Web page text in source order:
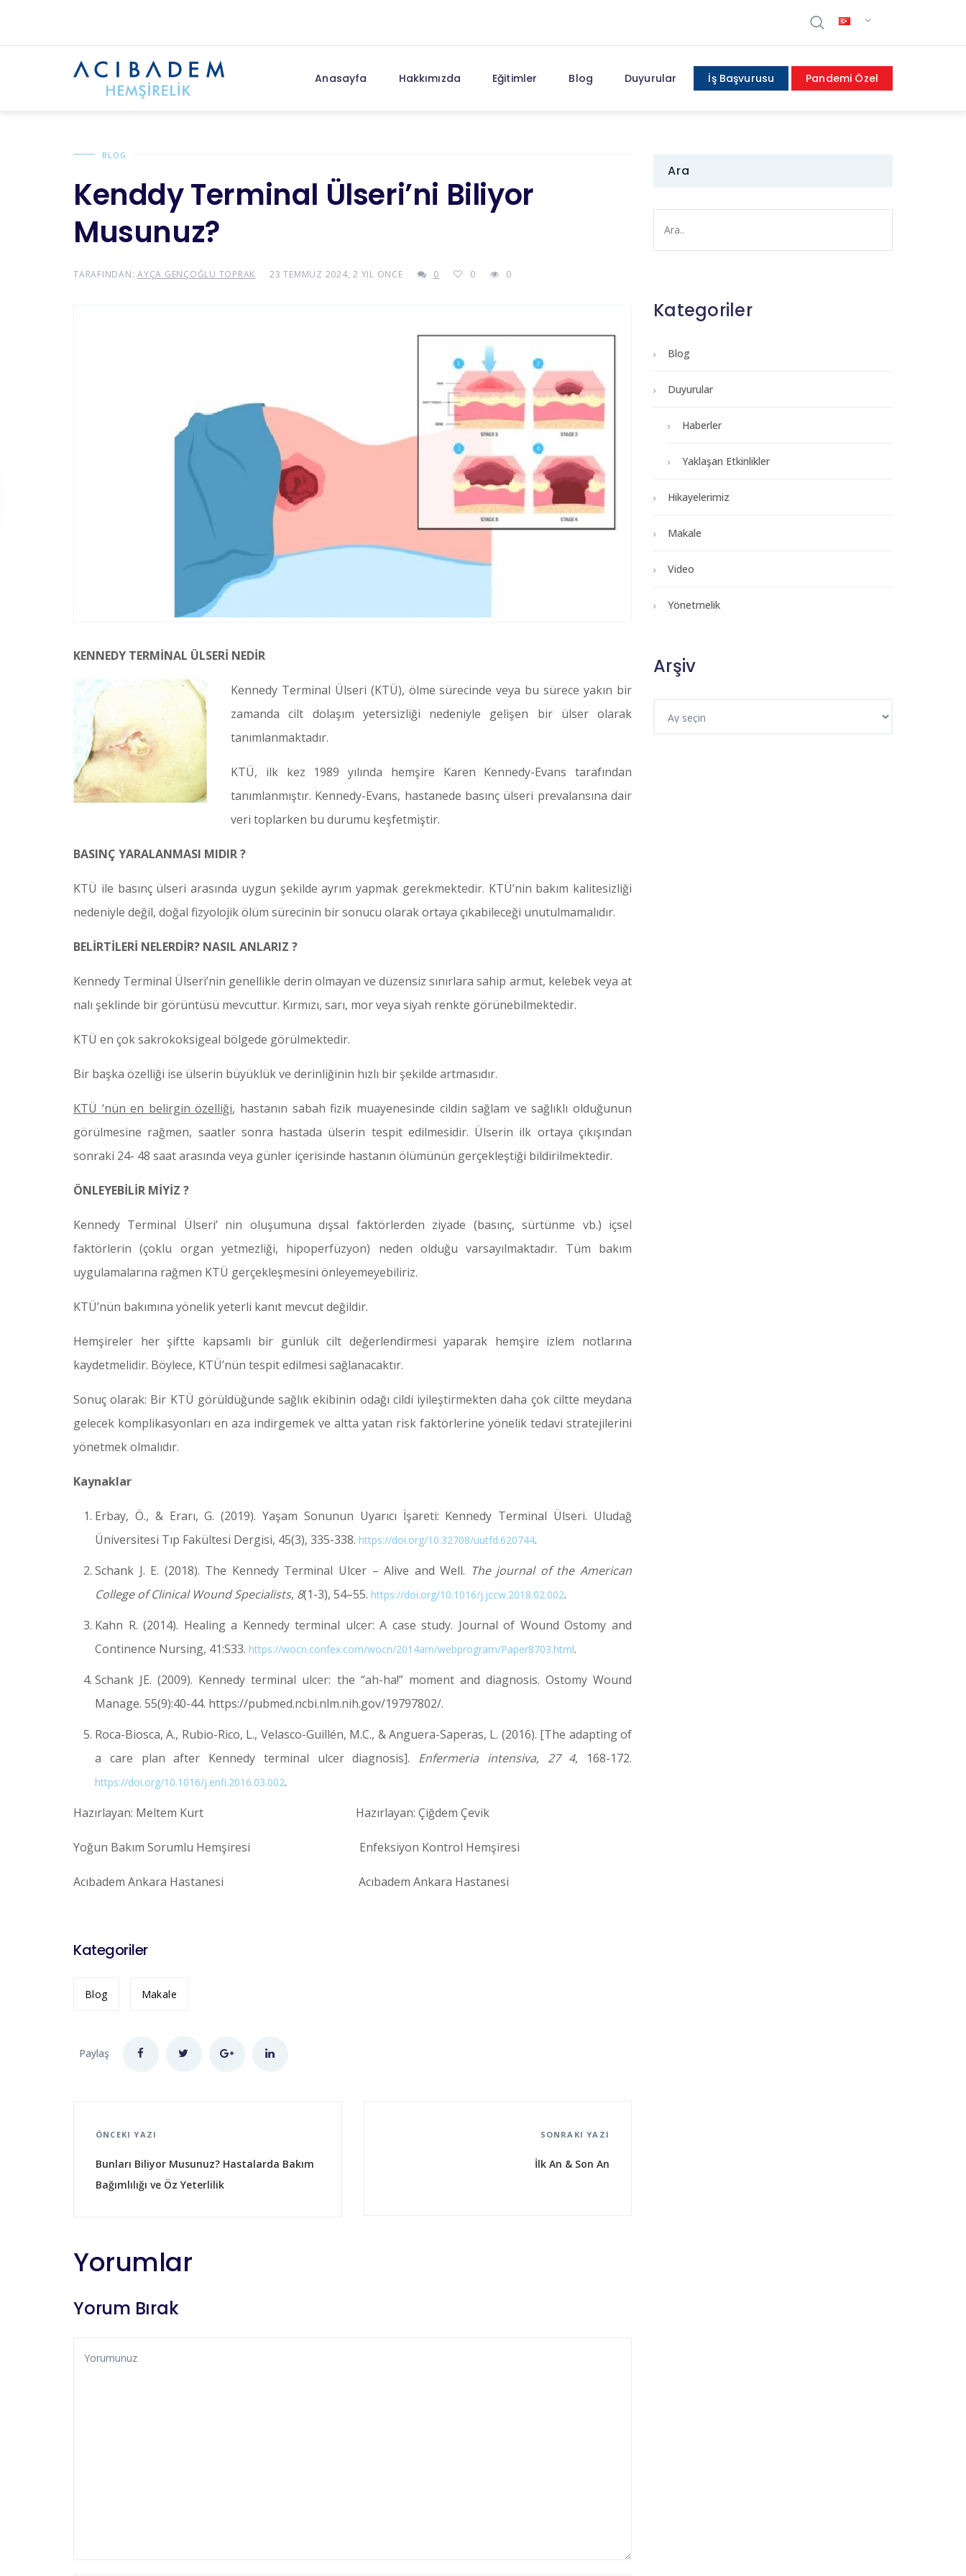
Anasayfa Hakkımızda Eğitimler Blog Duyurular İş Başvurusu Pandemi Özel
BLOG
Kenddy Terminal Ülseri’ni Biliyor
Musunuz?
TARAFINDAN: AYÇA GENÇOĞLU TOPRAK 23 TEMMUZ 2024, 2 YIL ÖNCE 0 0 0
KENNEDY TERMİNAL ÜLSERİ NEDİR
Kennedy Terminal Ülseri (KTÜ), ölme sürecinde veya bu sürece yakın bir
zamanda cilt dolaşım yetersizliği nedeniyle gelişen bir ülser olarak
tanımlanmaktadır.
KTÜ, ilk kez 1989 yılında hemşire Karen Kennedy-Evans tarafından
tanımlanmıştır. Kennedy-Evans, hastanede basınç ülseri prevalansına dair
veri toplarken bu durumu keşfetmiştir.
BASINÇ YARALANMASI MIDIR ?
KTÜ ile basınç ülseri arasında uygun şekilde ayrım yapmak gerekmektedir. KTÜ’nin bakım kalitesizliği
nedeniyle değil, doğal fizyolojik ölüm sürecinin bir sonucu olarak ortaya çıkabileceği unutulmamalıdır.
BELİRTİLERİ NELERDİR? NASIL ANLARIZ ?
Kennedy Terminal Ülseri’nin genellikle derin olmayan ve düzensiz sınırlara sahip armut, kelebek veya at
nalı şeklinde bir görüntüsü mevcuttur. Kırmızı, sarı, mor veya siyah renkte görünebilmektedir.
KTÜ en çok sakrokoksigeal bölgede görülmektedir.
Bir başka özelliği ise ülserin büyüklük ve derinliğinin hızlı bir şekilde artmasıdır.
KTÜ ‘nün en belirgin özelliği, hastanın sabah fizik muayenesinde cildin sağlam ve sağlıklı olduğunun
görülmesine rağmen, saatler sonra hastada ülserin tespit edilmesidir. Ülserin ilk ortaya çıkışından
sonraki 24- 48 saat arasında veya günler içerisinde hastanın ölümünün gerçekleştiği bildirilmektedir.
ÖNLEYEBİLİR MİYİZ ?
Kennedy Terminal Ülseri’ nin oluşumuna dışsal faktörlerden ziyade (basınç, sürtünme vb.) içsel
faktörlerin (çoklu organ yetmezliği, hipoperfüzyon) neden olduğu varsayılmaktadır. Tüm bakım
uygulamalarına rağmen KTÜ gerçekleşmesini önleyemeyebiliriz.
KTÜ’nün bakımına yönelik yeterli kanıt mevcut değildir.
Hemşireler her şiftte kapsamlı bir günlük cilt değerlendirmesi yaparak hemşire izlem notlarına
kaydetmelidir. Böylece, KTÜ’nün tespit edilmesi sağlanacaktır.
Sonuç olarak: Bir KTÜ görüldüğünde sağlık ekibinin odağı cildi iyileştirmekten daha çok ciltte meydana
gelecek komplikasyonları en aza indirgemek ve altta yatan risk faktörlerine yönelik tedavi stratejilerini
yönetmek olmalıdır.
Kaynaklar
Erbay, Ö., & Erarı, G. (2019). Yaşam Sonunun Uyarıcı İşareti: Kennedy Terminal Ülseri. Uludağ
Üniversitesi Tıp Fakültesi Dergisi, 45(3), 335-338. https://doi.org/10.32708/uutfd.620744.
Schank J. E. (2018). The Kennedy Terminal Ulcer – Alive and Well. The journal of the American
College of Clinical Wound Specialists, 8(1-3), 54–55. https://doi.org/10.1016/j.jccw.2018.02.002.
Kahn R. (2014). Healing a Kennedy terminal ulcer: A case study. Journal of Wound Ostomy and
Continence Nursing, 41:S33. https://wocn.confex.com/wocn/2014am/webprogram/Paper8703.html.
Schank JE. (2009). Kennedy terminal ulcer: the “ah-ha!” moment and diagnosis. Ostomy Wound
Manage. 55(9):40-44. https://pubmed.ncbi.nlm.nih.gov/19797802/.
Roca-Biosca, A., Rubio-Rico, L., Velasco-Guillén, M.C., & Anguera-Saperas, L. (2016). [The adapting of
a care plan after Kennedy terminal ulcer diagnosis]. Enfermeria intensiva, 27 4, 168-172.
https://doi.org/10.1016/j.enfi.2016.03.002.
Hazırlayan: Meltem Kurt Hazırlayan: Çiğdem Çevik
Yoğun Bakım Sorumlu Hemşiresi Enfeksiyon Kontrol Hemşiresi
Acıbadem Ankara Hastanesi Acıbadem Ankara Hastanesi
Kategoriler
Blog Makale
Paylaş
ÖNCEKI YAZI
Bunları Biliyor Musunuz? Hastalarda Bakım
Bağımlılığı ve Öz Yeterlilik
SONRAKI YAZI
İlk An & Son An
Yorumlar
Yorum Bırak
Ara
Kategoriler
Blog
Duyurular
Haberler
Yaklaşan Etkinlikler
Hikayelerimiz
Makale
Video
Yönetmelik
Arşiv